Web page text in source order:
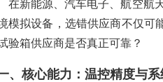
在新能源、汽车电子、航空航
模拟设备，选错供应商不仅可
验箱供应商是否真正可靠？
、核心能力：温控精度与